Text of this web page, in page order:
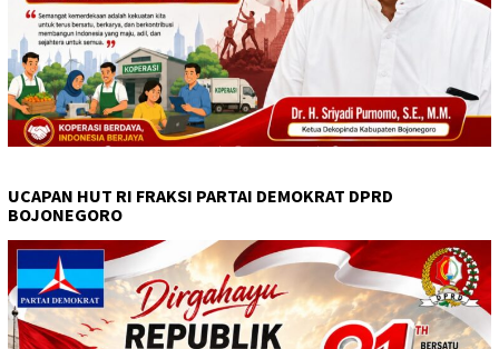
UCAPAN HUT RI FRAKSI PARTAI DEMOKRAT DPRD
BOJONEGORO